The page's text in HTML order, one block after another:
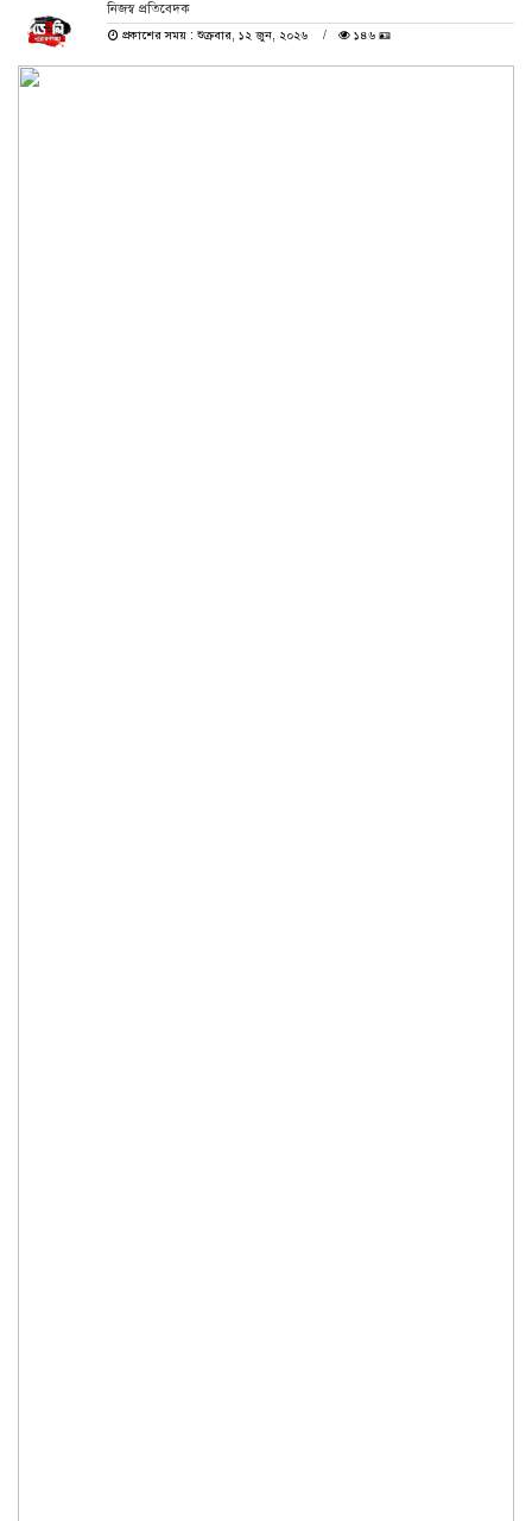
নিজস্ব প্রতিবেদক
প্রকাশের সময় : শুক্রবার, ১২ জুন, ২০২৬
১৪৬ 🪪